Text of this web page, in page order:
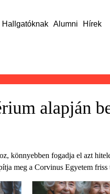
Hallgatóknak Alumni Hírek
alapján
könnyebben fogadja el azt
meg a Corvinus Egyetem friss